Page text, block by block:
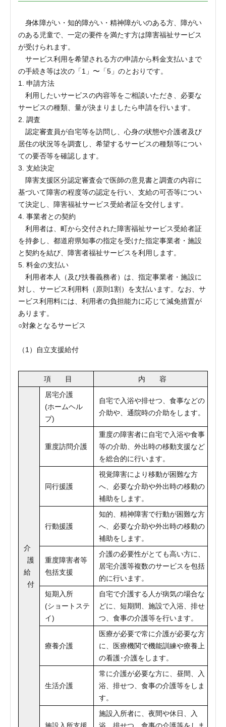
身体障がい・知的障がい・精神障がいのある方、障がい
のある児童で、一定の要件を満たす方は障害福祉サービス
が受けられます。
サービス利用を希望される方の申請から料金支払いまで
の手続き等は次の「1」〜「5」のとおりです。
1. 申請方法
利用したいサービスの内容等をご相談いただき、必要な
サービスの種類、量が決まりましたら申請を行います。
2. 調査
認定審査員が自宅等を訪問し、心身の状態や介護者及び
居住の状況等を調査し、希望するサービスの種類等につい
ての要否等を確認します。
3. 支給決定
障害支援区分認定審査会で医師の意見書と調査の内容に
基づいて障害の程度等の認定を行い、支給の可否等につい
て決定し、障害福祉サービス受給者証を交付します。
4. 事業者との契約
利用者は、町から交付された障害福祉サービス受給者証
を持参し、都道府県知事の指定を受けた指定事業者・施設
と契約を結び、障害者福祉サービスを利用します。
5. 料金の支払い
利用者本人（及び扶養義務者）は、指定事業者・施設に
対し、サービス利用料（原則1割）を支払います。なお、サ
ービス利用料には、利用者の負担能力に応じて減免措置が
あります。
○対象となるサービス
（1）自立支援給付
項 目 内 容
介
護
給
付
居宅介護
(ホームヘル
プ)
自宅で入浴や排せつ、食事などの
介助や、通院時の介助をします。
重度訪問介護
重度の障害者に自宅で入浴や食事
等の介助、外出時の移動支援など
を総合的に行います。
同行援護
視覚障害により移動が困難な方
へ、必要な介助や外出時の移動の
補助をします。
行動援護
知的、精神障害で行動が困難な方
へ、必要な介助や外出時の移動の
補助をします。
重度障害者等
包括支援
介護の必要性がとても高い方に、
居宅介護等複数のサービスを包括
的に行います。
短期入所
(ショートステ
イ)
自宅で介護する人が病気の場合な
どに、短期間、施設で入浴、排せ
つ、食事の介護等を行います。
療養介護
医療が必要で常に介護が必要な方
に、医療機関で機能訓練や療養上
の看護･介護をします。
生活介護
常に介護が必要な方に、昼間、入
浴、排せつ、食事の介護等をしま
す。
施設入所者に、夜間や休日、入